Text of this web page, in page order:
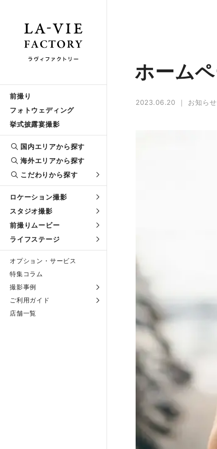
前撮り
フォトウェディング
挙式披露宴撮影
国内エリアから探す
海外エリアから探す
こだわりから探す
ロケーション撮影
スタジオ撮影
前撮りムービー
ライフステージ
オプション・サービス
特集コラム
撮影事例
ご利用ガイド
店舗一覧
ホーム
2023.06.20 お知らせ